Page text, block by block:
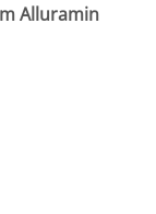
Alluramin